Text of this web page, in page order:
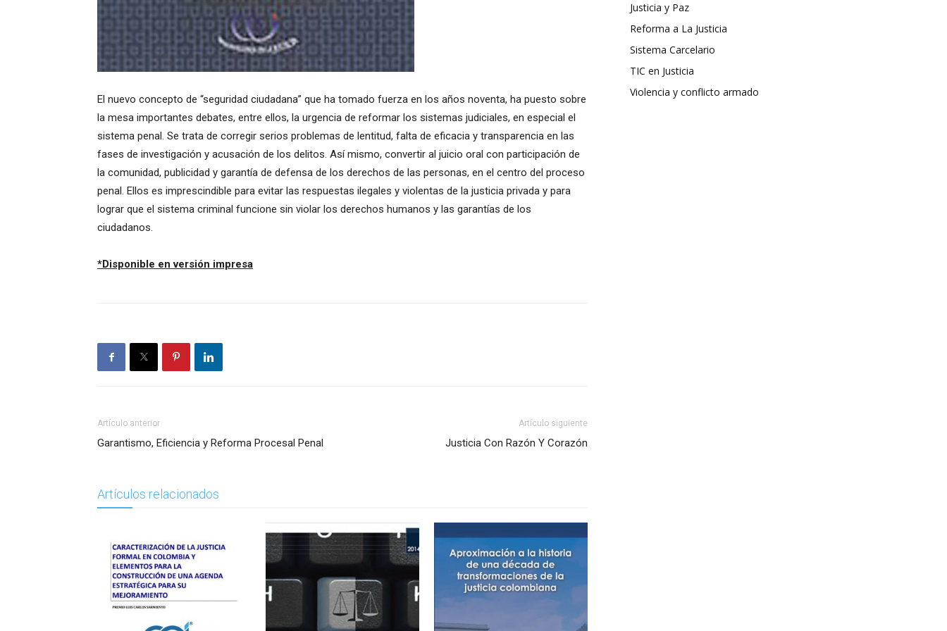
El nuevo concepto de “seguridad ciudadana” que ha tomado fuerza en los años noventa, ha puesto sobre
la mesa importantes debates, entre ellos, la urgencia de reformar los sistemas judiciales, en especial el
sistema penal. Se trata de corregir serios problemas de lentitud, falta de eficacia y transparencia en las
fases de investigación y acusación de los delitos. Así mismo, convertir al juicio oral con participación de
la comunidad, publicidad y garantía de defensa de los derechos de las personas, en el centro del proceso
penal. Ellos es imprescindible para evitar las respuestas ilegales y violentas de la justicia privada y para
lograr que el sistema criminal funcione sin violar los derechos humanos y las garantías de los
ciudadanos.
*Disponible en versión impresa
Artículo anterior
Garantismo, Eficiencia y Reforma Procesal Penal
Artículo siguiente
Justicia Con Razón Y Corazón
Artículos relacionados
Justicia y Paz
Reforma a La Justicia
Sistema Carcelario
TIC en Justicia
Violencia y conflicto armado